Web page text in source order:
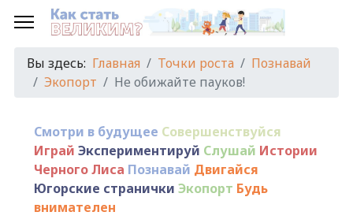
Вы здесь: Главная Точки роста
Познавай
Экопорт
Не обижайте пауков!
Смотри в будущее Совершенствуйся
Играй Экспериментируй Слушай Истории
Черного Лиса Познавай Двигайся
Югорские странички Экопорт Будь
внимателен